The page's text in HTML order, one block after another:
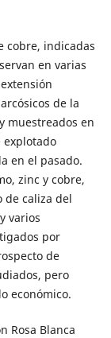
cobre, indicadas
en varias
de la
muestreados en
explotado
en el pasado.
zinc y cobre,
de caliza del
varios
por
de
pero
económico.
Rosa Blanca